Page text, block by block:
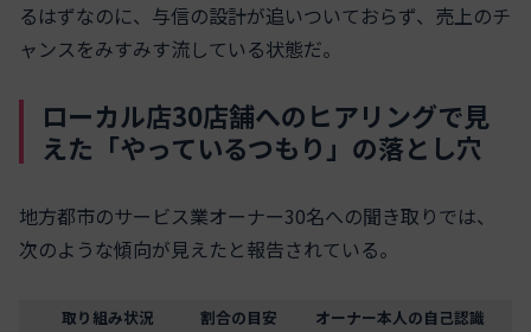
るはずなのに、与信の設計が追いついておらず、売上のチ
ャンスをみすみす流している状態だ。
ローカル店30店舗へのヒアリングで見
えた「やっているつもり」の落とし穴
地方都市のサービス業オーナー30名への聞き取りでは、
次のような傾向が見えたと報告されている。
取り組み状況 割合の目安
オーナー本人の自己認識